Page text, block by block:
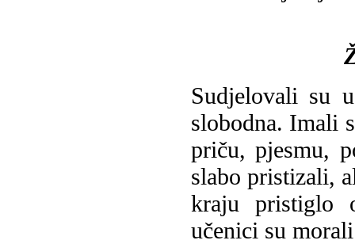
Sudjelovali su
slobodna. Imali
priču, pjesmu,
slabo pristizali,
kraju pristiglo
učenici su